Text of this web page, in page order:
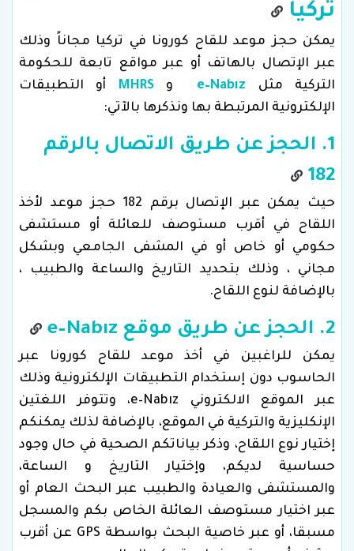
تركيا
يمكن حجز موعد للقاح كورونا في تركيا مجاناً وذلك
عبر الإتصال بالهاتف أو عبر مواقع تابعة للحكومة
التركية مثل e–Nabız وMHRS أو التطبيقات
الإلكترونية المرتبطة بها ونذكرها بالآتي:
1. الحجز عن طريق الاتصال بالرقم
182
حيث يمكن عبر الإتصال برقم 182 حجز موعد لأخذ
اللقاح في أقرب مستوصف للعائلة أو مستشفى
حكومي أو خاص أو في المشفى الجامعي وبشكل
مجاني ، وذلك بتحديد التاريخ والساعة والطبيب ،
بالإضافة لنوع اللقاح.
2. الحجز عن طريق موقع e–Nabız
يمكن للراغبين في أخذ موعد للقاح كورونا عبر
الحاسوب دون إستخدام التطبيقات الإلكترونية وذلك
عبر الموقع الالكتروني e–Nabız، وتتوفر اللغتين
الإنكليزية والتركية في الموقع، بالإضافة لذلك يمكنكم
إختيار نوع اللقاح، وذكر بياناتكم الصحية في حال وجود
حساسية لديكم، وإختيار التاريخ و الساعة،
والمستشفى والعيادة والطبيب عبر البحث العام أو
عبر اختيار مستوصف العائلة الخاص بكم والمسجل
مسبقا، أو عبر خاصية البحث بواسطة GPS عن أقرب